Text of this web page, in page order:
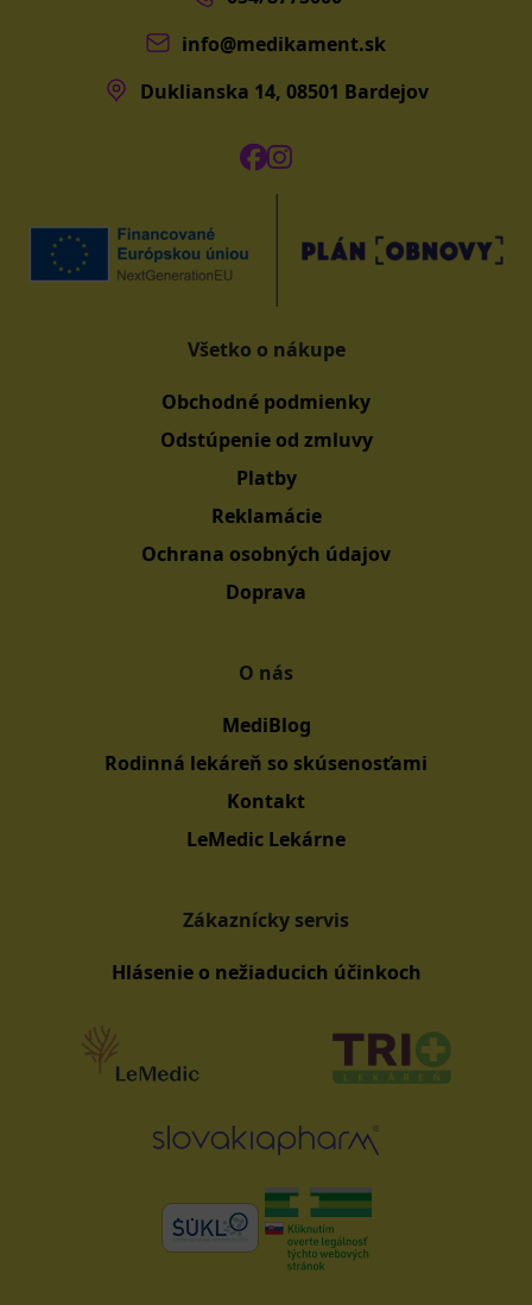
info@medikament.sk
Duklianska 14, 08501 Bardejov
Všetko o nákupe
Obchodné podmienky
Odstúpenie od zmluvy
Platby
Reklamácie
Ochrana osobných údajov
Doprava
O nás
MediBlog
Rodinná lekáreň so skúsenosťami
Kontakt
LeMedic Lekárne
Zákaznícky servis
Hlásenie o nežiaducich účinkoch